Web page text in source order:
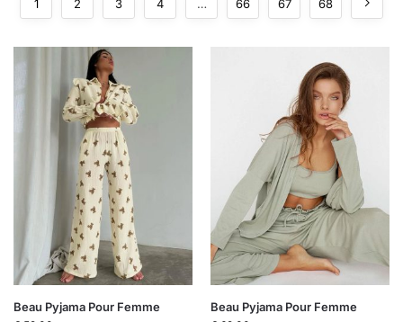
1 2 3 4 … 66 67 68
Beau Pyjama Pour Femme Beau Pyjama Pour Femme